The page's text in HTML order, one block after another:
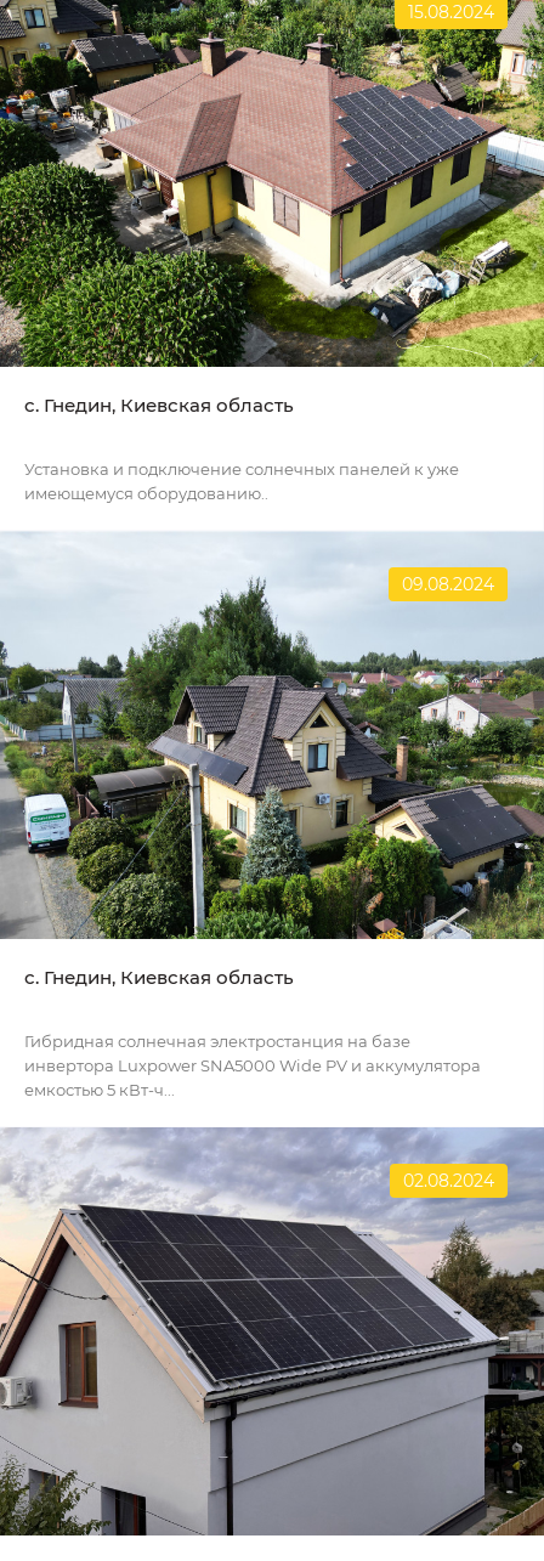
15.08.2024
c. Гнедин, Киевская область
Установка и подключение солнечных панелей к уже
имеющемуся оборудованию..
09.08.2024
с. Гнедин, Киевская область
Гибридная солнечная электростанция на базе
инвертора Luxpower SNA5000 Wide PV и аккумулятора
емкостью 5 кВт-ч...
02.08.2024